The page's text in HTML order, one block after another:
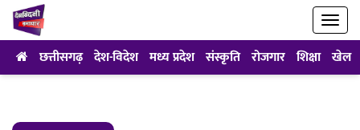
छत्तीसगढ़ देश-विदेश मध्य प्रदेश संस्कृति रोजगार शिक्षा खेल